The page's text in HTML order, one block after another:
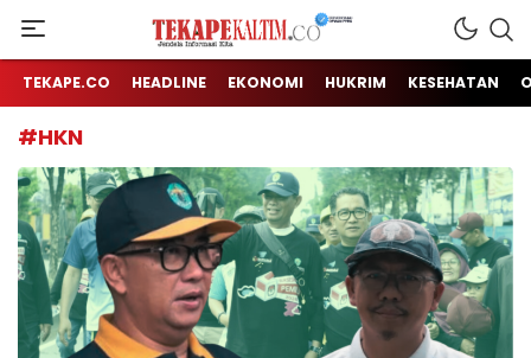
TEKAPE KALTIM
Jendela Informasi Kita
TEKAPE.CO HEADLINE EKONOMI HUKRIM KESEHATAN
#HKN